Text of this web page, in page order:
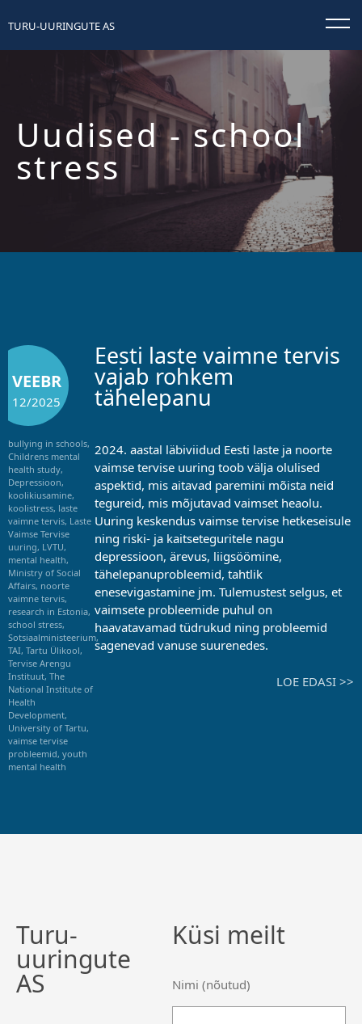
TURU-UURINGUTE AS
Uudised- school
stress
VEEBR
12/2025
bullying in schools,
Childrens mental
health study,
Depressioon,
koolikiusamine,
koolistress, laste
vaimne tervis, Laste
Vaimse Tervise
uuring, LVTU,
mental health,
Ministry of Social
Affairs, noorte
vaimne tervis,
research in Estonia,
school stress,
Sotsiaalministeerium,
TAI, Tartu Ülikool,
Tervise Arengu
Instituut, The
National Institute of
Health
Development,
University of Tartu,
vaimse tervise
probleemid, youth
mental health
Eesti laste vaimne tervis
vajab rohkem
tähelepanu
2024. aastal läbiviidud Eesti laste ja noorte
vaimse tervise uuring toob välja olulised
aspektid, mis aitavad paremini mõista neid
tegureid, mis mõjutavad vaimset heaolu.
Uuring keskendus vaimse tervise hetkeseisule
ning riski- ja kaitseteguritele nagu
depressioon, ärevus, liigsöömine,
tähelepanuprobleemid, tahtlik
enesevigastamine jm. Tulemustest selgus, et
vaimsete probleemide puhul on
haavatavamad tüdrukud ning probleemid
sagenevad vanuse suurenedes.
LOE EDASI >>
Turu-
uuringute
AS
Küsi meilt
Nimi (nõutud)